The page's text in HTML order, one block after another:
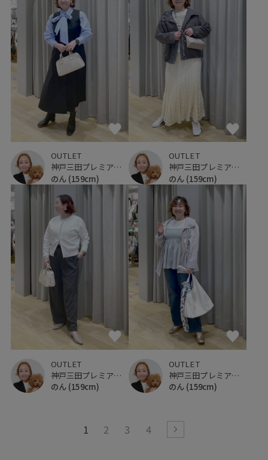
OUTLET
神戸三田プレミアム・アウトレット
のん (159cm)
OUTLET
神戸三田プレミアム・アウトレット
のん (159cm)
OUTLET
神戸三田プレミアム・アウトレット
のん (159cm)
OUTLET
神戸三田プレミアム・アウトレット
のん (159cm)
1 2 3 4